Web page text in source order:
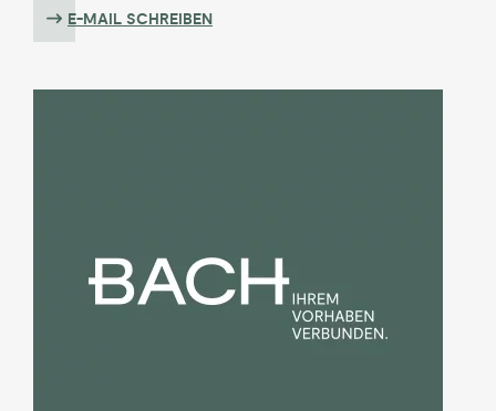
E-MAIL SCHREIBEN